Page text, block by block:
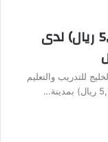
وظائف خدمة عملاء (برواتب 5,700 ريال) لدى
للتدريب والتعليم